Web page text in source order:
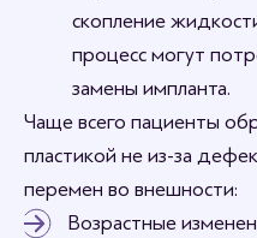
скопление
процесс могут
замены импланта.
Чаще всего пациенты
пластикой не из-за
перемен во внешности:
Возрастные